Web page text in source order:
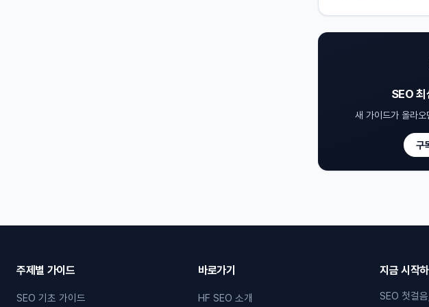
SEO 최
새 가이드가 올라
구
주제별 가이드
SEO 기초 가이드
바로가기
HF SEO 소개
지금 시작
SEO 첫걸